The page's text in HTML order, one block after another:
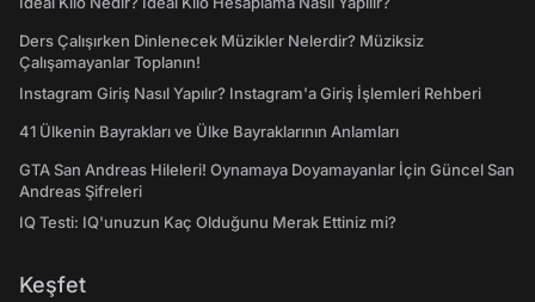
Ders Çalışırken Dinlenecek Müzikler Nelerdir? Müziksiz
Çalışamayanlar Toplanın!
Instagram Giriş Nasıl Yapılır? Instagram'a Giriş İşlemleri Rehberi
41 Ülkenin Bayrakları ve Ülke Bayraklarının Anlamları
GTA San Andreas Hileleri! Oynamaya Doyamayanlar İçin Güncel San
Andreas Şifreleri
IQ Testi: IQ'unuzun Kaç Olduğunu Merak Ettiniz mi?
Keşfet